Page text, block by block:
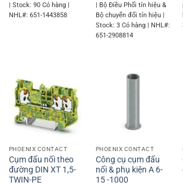
| Stock: 90 Có hàng |
NHL#: 651-1443858
| Bộ Điều Phối tín hiệu &
Bộ chuyển đổi tín hiệu |
Stock: 3 Có hàng | NHL#:
651-2908814
PHOENIX CONTACT
Cụm đấu nối theo
đường DIN XT 1,5-
TWIN-PE
PHOENIX CONTACT
Công cụ cụm đấu
nối & phụ kiện A 6-
15 -1000